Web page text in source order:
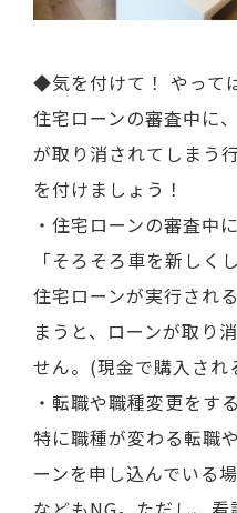
◆気を付けて！ やって
住宅ローンの審査中に
が取り消されてしまう
を付けましょう！
・住宅ローンの審査中
「そろそろ車を新しく
住宅ローンが実行され
まうと、ローンが取り
せん。(現金で購入され
・転職や職種変更をする
特に職種が変わる転職
ーンを申し込んでいる